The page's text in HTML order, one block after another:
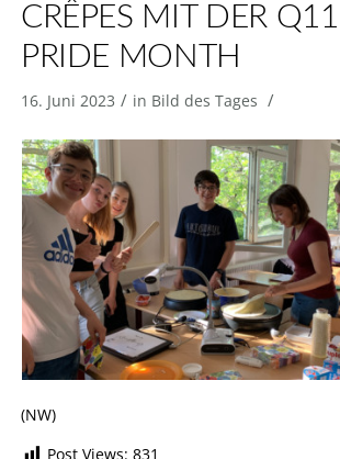
CRÊPES MIT DER
PRIDE MONTH
16. Juni 2023 / in Bild des Tages /
(NW)
Post Views: 831